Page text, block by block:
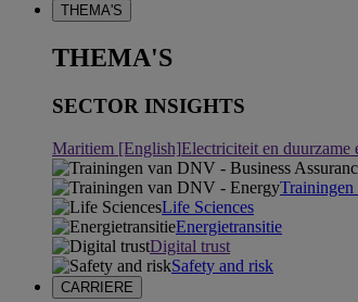
THEMA'S
THEMA'S
SECTOR INSIGHTS
Maritiem [English]Electriciteit en duurzame
Life Sciences
Energietransitie
Digital trust
Safety and risk
CARRIERE